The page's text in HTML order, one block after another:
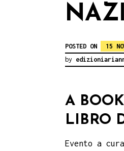
POSTED ON
15
by
A
LIBRO
Evento a